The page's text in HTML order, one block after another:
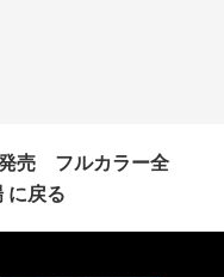
発売 フルカラー全
に戻る